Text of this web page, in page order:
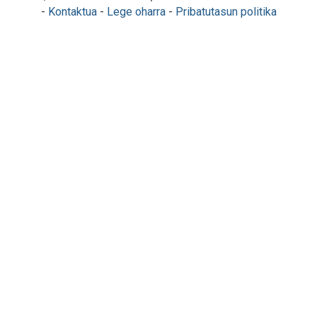
- Kontaktua- Lege oharra- Pribatutasun politika